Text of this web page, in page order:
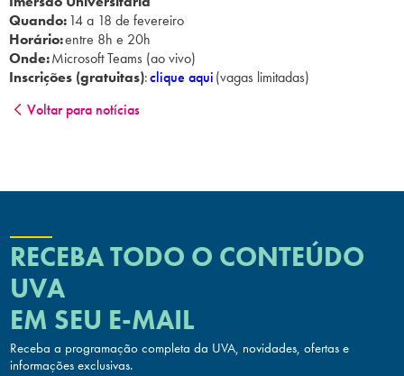
Quando:14 a 18 de fevereiro
Horário:entre 8h e 20h
Onde:Microsoft Teams (ao vivo)
Inscrições (gratuitas):clique aqui(vagas limitadas)
Voltar para notícias
RECEBA TODO O CONTEÚDO
UVA
EM SEU E-MAIL
Receba a programação completa da UVA, novidades, ofertas e
informações exclusivas.